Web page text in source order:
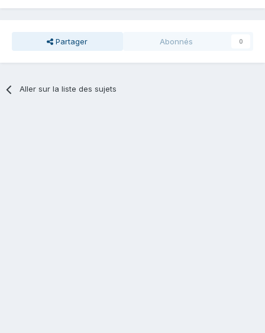
Partager Abonnés 0
Aller sur la liste des sujets